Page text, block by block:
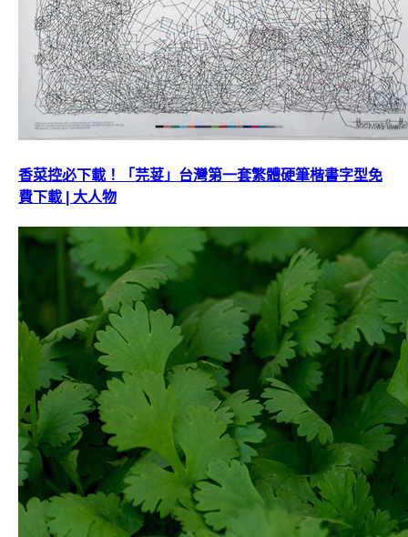
香菜控必下載！「芫荽」台灣第一套繁體硬筆楷書字型免
費下載 | 大人物